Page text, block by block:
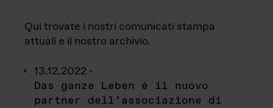
Qui trovate i nostri comunicati stampa
attuali e il nostro archivio.
13.12.2022 -
Das ganze Leben è il nuovo
partner dell’associazione di